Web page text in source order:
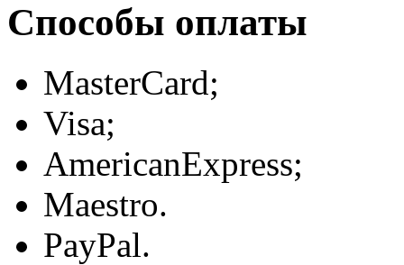
Способы оплаты
MasterCard;
Visa;
AmericanExpress;
Maestro.
PayPal.